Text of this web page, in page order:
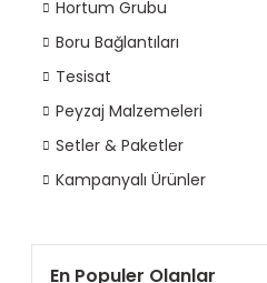
Hortum Grubu
Boru Bağlantıları
Tesisat
Peyzaj Malzemeleri
Setler & Paketler
Kampanyalı Ürünler
En Populer Olanlar